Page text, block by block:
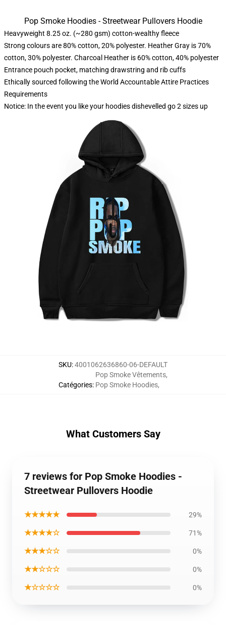
Pop Smoke Hoodies - Streetwear Pullovers Hoodie
Heavyweight 8.25 oz. (~280 gsm) cotton-wealthy fleece
Strong colours are 80% cotton, 20% polyester. Heather Gray is 70%
cotton, 30% polyester. Charcoal Heather is 60% cotton, 40% polyester
Entrance pouch pocket, matching drawstring and rib cuffs
Ethically sourced following the World Accountable Attire Practices
Requirements
Notice: In the event you like your hoodies dishevelled go 2 sizes up
SKU:4001062636860-06-DEFAULT
Catégories:
Pop Smoke Vêtements,
Pop Smoke Hoodies,
What Customers Say
7 reviews for Pop Smoke Hoodies -
Streetwear Pullovers Hoodie
★★★★★ 29%
★★★★☆ 71%
★★★☆☆ 0%
★★☆☆☆ 0%
★☆☆☆☆ 0%